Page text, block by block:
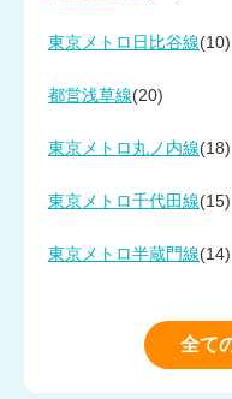
東京メトロ日比谷線(10)
都営浅草線(20)
東京メトロ丸ノ内線(18)
東京メトロ千代田線(15)
東京メトロ半蔵門線(14)
全て